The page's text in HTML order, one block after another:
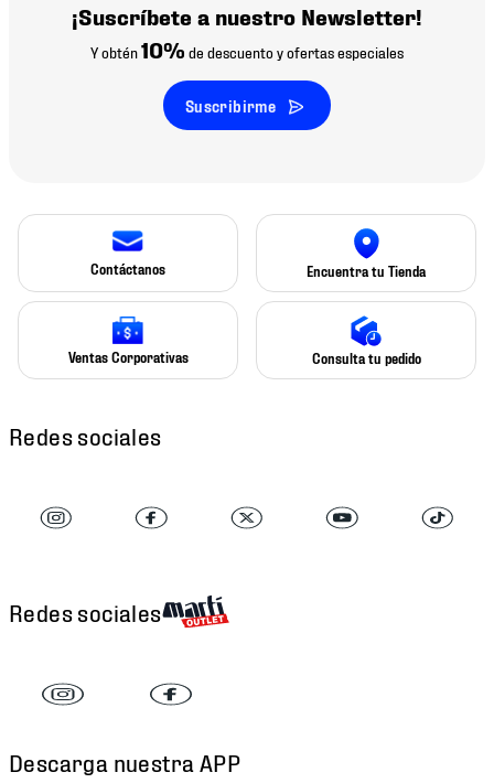
¡Suscríbete a nuestro Newsletter!
Y obtén10% de descuento y ofertas especiales
Suscribirme
Contáctanos Encuentra tu Tienda
Ventas Corporativas Consulta tu pedido
Redes sociales
Redes sociales
Descarga nuestra APP